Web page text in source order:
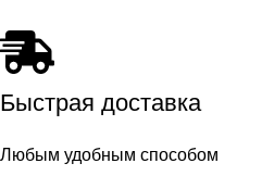
Быстрая доставка
Любым удобным способом